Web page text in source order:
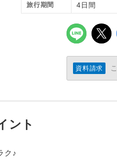
旅行期間 4日間
資料請求
ント
ク♪